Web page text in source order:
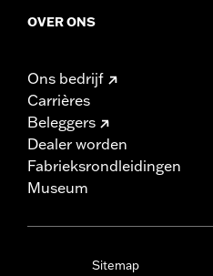
OVER ONS
Ons bedrijf
Carrières
Beleggers
Dealer worden
Fabrieksrondleidingen
Museum
Sitemap